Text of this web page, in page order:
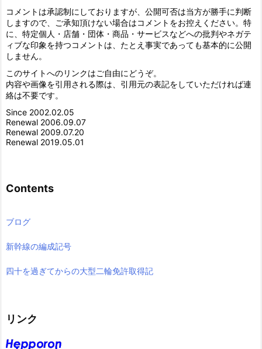
コメントは承認制にしておりますが、公開可否は当方が勝手に判断
しますので、ご承知頂けない場合はコメントをお控えください。特
に、特定個人・店舗・団体・商品・サービスなどへの批判やネガテ
ィブな印象を持つコメントは、たとえ事実であっても基本的に公開
しません。
このサイトへのリンクはご自由にどうぞ。
内容や画像を引用される際は、引用元の表記をしていただければ連
絡は不要です。
Since 2002.02.05
Renewal 2006.09.07
Renewal 2009.07.20
Renewal 2019.05.01
Contents
ブログ
新幹線の編成記号
四十を過ぎてからの大型二輪免許取得記
リンク